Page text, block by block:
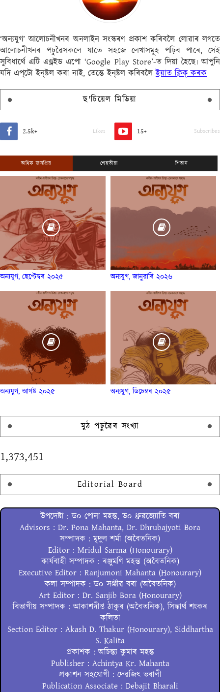
‘অন্যযুগ’ আলোচনীখনৰ অনলাইন সংস্কৰণ প্ৰকাশ কৰিবলৈ লোৱাৰ লগতে
আলোচনীখনৰ পঢ়ুৱৈসকলে যাতে সহজে লেখাসমূহ পঢ়িব পাৰে, সেই
সুবিধাৰ্থে এটি এণ্ড্ৰইড এপো ‘Google Play Store’-ত দিয়া হৈছে৷ আপুনি
যদি এপ্‌টো ইন্‌ষ্টল কৰা নাই, তেন্তে ইন্‌ষ্টল কৰিবলৈইয়াত ক্লিক্ কৰক
ছ'চিয়েল মিডিয়া
2.5k+ Likes 15+ Subscribes
অধিক জনপ্ৰিয় শেহতীয়া শিতান
অন্যযুগ, ছেপ্টেম্বৰ ২০২৫ অন্যযুগ, জানুৱাৰি ২০২৬
অন্যযুগ, আগষ্ট ২০২৫ অন্যযুগ, ডিচেম্বৰ ২০২৫
মুঠ পঢ়ুৱৈৰ সংখ্যা
1,373,451
Editorial Board
উপদেষ্টা : ড০ পোনা মহন্ত, ড০ ধ্ৰুৱজ্যোতি বৰা
Advisors : Dr. Pona Mahanta, Dr. Dhrubajyoti Bora
সম্পাদক : মৃদুল শৰ্মা (অবৈতনিক)
Editor : Mridul Sarma (Honourary)
কাৰ্যবাহী সম্পাদক : ৰঞ্জুমণি মহন্ত (অবৈতনিক)
Executive Editor : Ranjumoni Mahanta (Honourary)
কলা সম্পাদক : ড০ সঞ্জীৱ বৰা (অবৈতনিক)
Art Editor : Dr. Sanjib Bora (Honourary)
বিভাগীয় সম্পাদক : আকাশদীপ্ত ঠাকুৰ (অবৈতনিক), সিদ্ধাৰ্থ শংকৰ
কলিতা
Section Editor : Akash D. Thakur (Honourary), Siddhartha
S. Kalita
প্ৰকাশক : অচিন্ত্য কুমাৰ মহন্ত
Publisher : Achintya Kr. Mahanta
প্ৰকাশন সহযোগী : দেৱজিৎ ভৰালী
Publication Associate : Debajit Bharali